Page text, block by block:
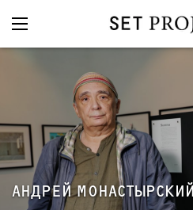
АНДРЕЙ МОНАСТЫРСКИЙ